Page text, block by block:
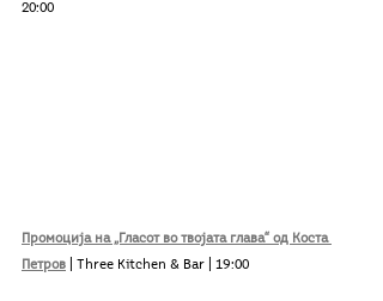
20:00
Промоција на „Гласот во твојата глава“ од Коста
Петров | Three Kitchen & Bar | 19:00